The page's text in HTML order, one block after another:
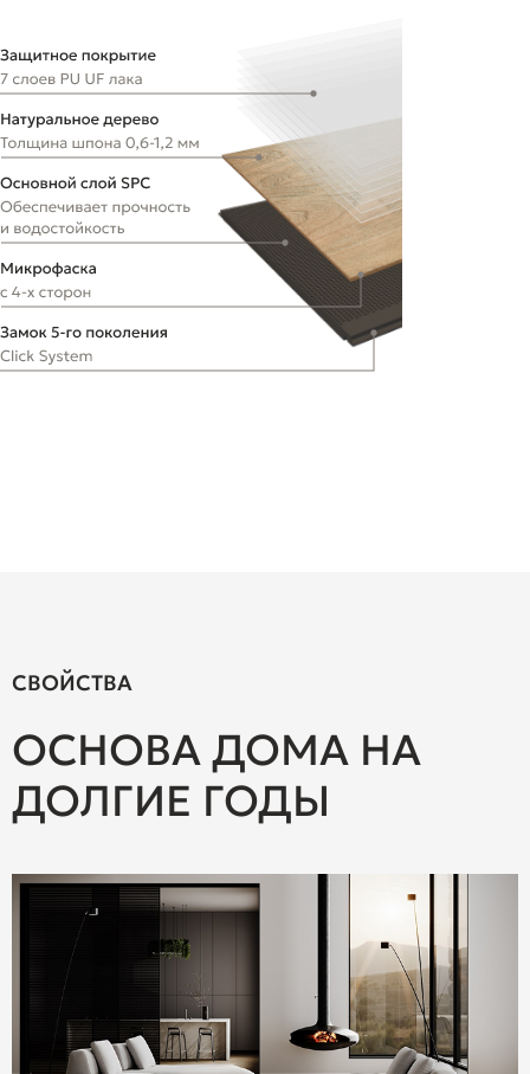
СВОЙСТВА
ОСНОВА ДОМА НА
ДОЛГИЕ ГОДЫ